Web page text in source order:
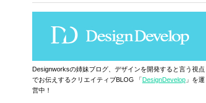
Designworksの姉妹ブログ、デザインを開発すると言う視点
でお伝えするクリエイティブBLOG 「DesignDevelop 」を運
営中！